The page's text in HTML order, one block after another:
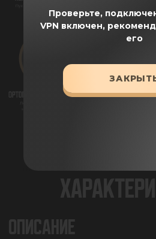
ОПИСАНИЕ
Проверьте,
VPN включен,
его